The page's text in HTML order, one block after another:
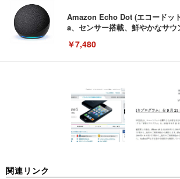
Amazon Echo Dot (エコードッ
a、センサー搭載、鮮やかなサ
￥7,480
[EdoErgo] オフィスチェア 椅子
い 跳ね上げ式アームレスト コン
キング pc 事務椅子 360度回転
ン樹脂ベース 通気性メッシュ 在
(黒網+黒枠+黒足)
￥5,699
EIZO ビジネス向けプレミアム
EV3240X-WT | 31.5型4K UHD・
イト
￥105,595
Amazonベーシック ペットシー
回使い捨て 無香料 ホワイト 300
￥3,373
関連リンク